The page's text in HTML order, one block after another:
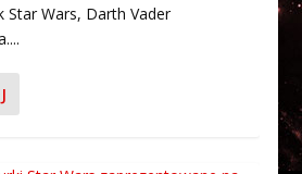
Star Wars, Darth Vader